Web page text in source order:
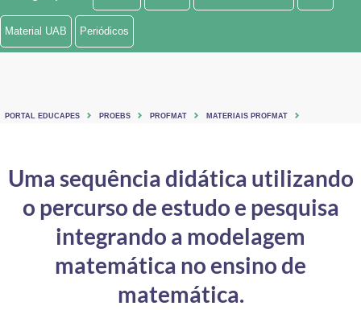
Ministério de Minas e Energia
Ministério da Mulher, da Família e dos Direitos Humanos
Material UAB Periódicos
PORTAL EDUCAPES PROEBS PROFMAT MATERIAIS PROFMAT
Uma sequência didática utilizando
o percurso de estudo e pesquisa
integrando a modelagem
matemática no ensino de
matemática.